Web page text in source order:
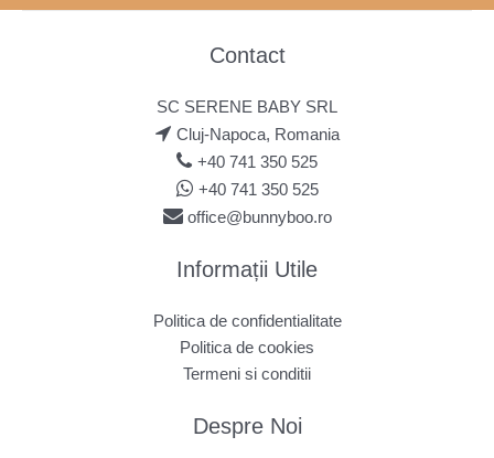
Contact
SC SERENE BABY SRL
Cluj-Napoca, Romania
+40 741 350 525
+40 741 350 525
office@bunnyboo.ro
Informații Utile
Politica de confidentialitate
Politica de cookies
Termeni si conditii
Despre Noi